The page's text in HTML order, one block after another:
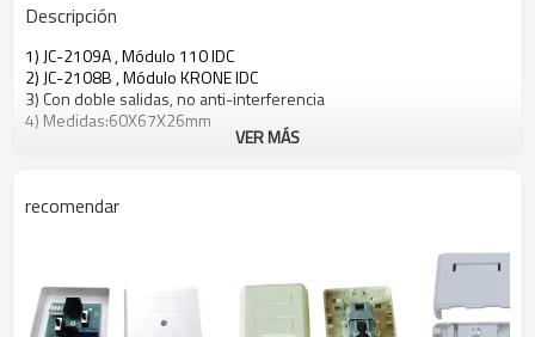
Descripción
1) JC-2109A , Módulo 110 IDC
2) JC-2108B , Módulo KRONE IDC
3) Con doble salidas, no anti-interferencia
4) Medidas:60X67X26mm
VER MÁS
recomendar